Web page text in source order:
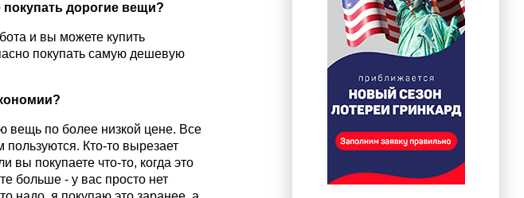
дорогие вещи?
и вы можете купить
покупать самую дешевую
вещь по более низкой цене. Все
Кто-то вырезает
вы покупаете что-то, когда это
больше - у вас просто нет